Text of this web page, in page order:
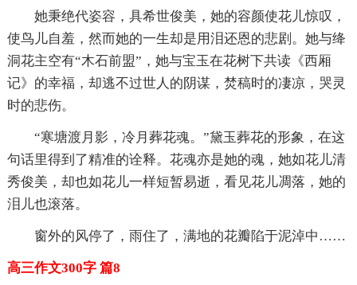
她秉绝代姿容，具希世俊美，她的容颜使花儿惊叹，
使鸟儿自羞，然而她的一生却是用泪还恩的悲剧。她与绛
洞花主空有“木石前盟”，她与宝玉在花树下共读《西厢
记》的幸福，却逃不过世人的阴谋，焚稿时的凄凉，哭灵
时的悲伤。
“寒塘渡月影，冷月葬花魂。”黛玉葬花的形象，在这
句话里得到了精准的诠释。花魂亦是她的魂，她如花儿清
秀俊美，却也如花儿一样短暂易逝，看见花儿凋落，她的
泪儿也滚落。
窗外的风停了，雨住了，满地的花瓣陷于泥淖中……
高三作文300字 篇8